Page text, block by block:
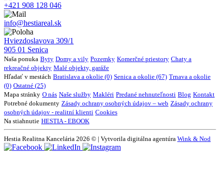
+421 908 128 046
info@hestiareal.sk
Hviezdoslavova 309/1
905 01 Senica
Naša ponuka Byty Domy a vily Pozemky Komerčné priestory Chaty a
rekreačné objekty Malé objekty, garáže
Hľadať v mestách Bratislava a okolie (0) Senica a okolie (67) Trnava a okolie
(0) Ostatné (25)
Mapa stránky O nás Naše služby Makléri Predané nehnuteľnosti Blog Kontakt
Potrebné dokumenty Zásady ochrany osobných údajov – web Zásady ochrany
osobných údajov - realitní klienti Cookies
Na stiahnutie HESTIA - EBOOK
Hestia Realitna Kancelária 2026 © | Vytvorila digitálna agentúra Wink & Nod